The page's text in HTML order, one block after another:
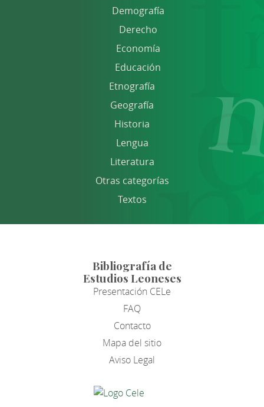
Demografía
Derecho
Economía
Educación
Etnografía
Geografía
Historia
Lengua
Literatura
Otras categorías
Textos
Bibliografía de
Estudios Leoneses
Presentación CELe
FAQ
Contacto
Mapa del sitio
Aviso Legal